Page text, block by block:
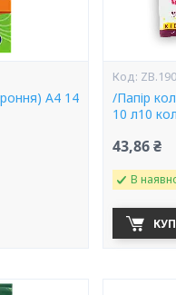
А4 14
/Папір
10 л10
43,86 ₴
В